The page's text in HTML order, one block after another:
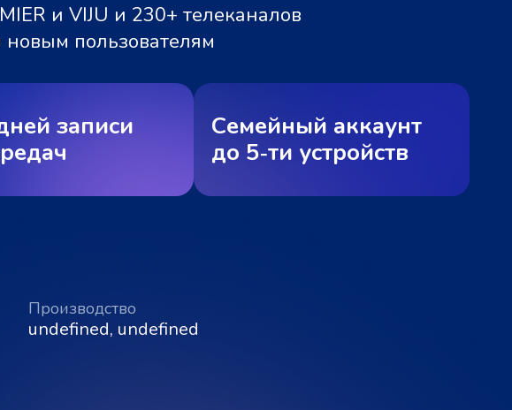
и VIJU и 230+ телеканалов
пользователям
записи
Семейный аккаунт
до 5‑ти устройств
Производство
undefined, undefined